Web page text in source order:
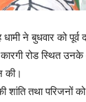
ने बुधवार को पूर्व
रोड स्थित
की।
शांति तथा